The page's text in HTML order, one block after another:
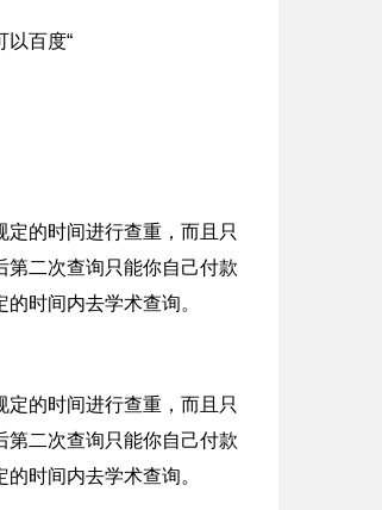
以百度“
的时间进行查重，而且只
第二次查询只能你自己付款
时间内去学术查询。
的时间进行查重，而且只
第二次查询只能你自己付款
时间内去学术查询。